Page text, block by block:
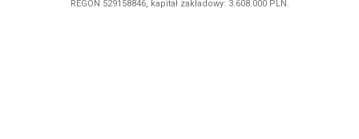
REGON 529158846, kapitał zakładowy: 3.608.000 PLN.